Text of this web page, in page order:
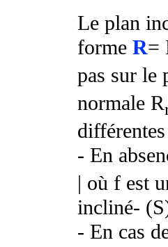
Le plan
forme R=
pas sur le
normale R
- En
| où f est
incliné-
- En cas